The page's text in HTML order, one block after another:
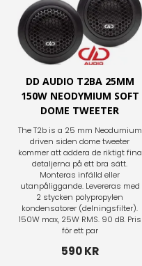
DD AUDIO T2BA 25MM
150W NEODYMIUM SOFT
DOME TWEETER
The T2b is a 25 mm Neodumium
driven siden dome tweeter
kommer att addera de riktigt fina
detaljerna på ett bra sätt.
Monteras infälld eller
utanpåliggande. Levereras med
2 stycken polypropylen
kondensatorer (delningsfilter).
150W max, 25W RMS. 90 dB. Pris
för ett par
590 KR